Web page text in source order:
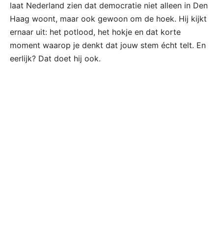
laat Nederland zien dat democratie niet alleen in Den
Haag woont, maar ook gewoon om de hoek. Hij kijkt
ernaar uit: het potlood, het hokje en dat korte
moment waarop je denkt dat jouw stem écht telt. En
eerlijk? Dat doet hij ook.